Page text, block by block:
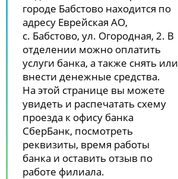
городе Бабстово находится по
адресу Еврейская АО,
с. Бабстово, ул. Огородная, 2. В
отделении можно оплатить
услуги банка, а также снять или
внести денежные средства.
На этой странице вы можете
увидеть и распечатать схему
проезда к офису банка
СберБанк, посмотреть
реквизиты, время работы
банка и оставить отзыв по
работе филиала.